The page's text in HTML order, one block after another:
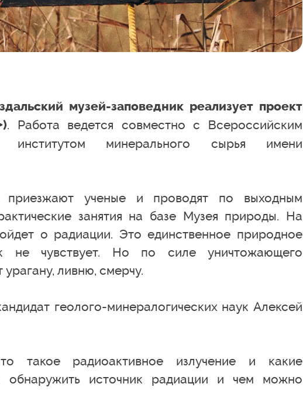
музей-заповедник реализует проект
. Работа ведется совместно с Всероссийским
институтом минерального сырья имени
ученые и проводят по выходным
занятия на базе Музея природы. На
о радиации. Это единственное природное
не чувствует. Но по силе уничтожающего
урагану, ливню, смерчу.
геолого-минералогических наук Алексей
такое радиоактивное излучение и какие
обнаружить источник радиации и чем можно